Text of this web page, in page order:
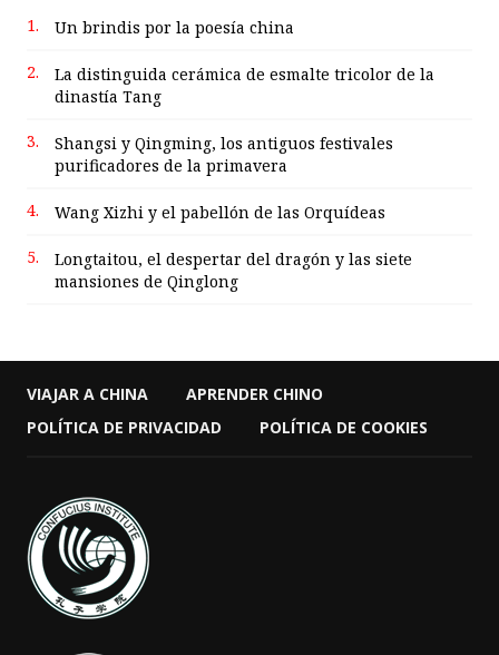
1. Un brindis por la poesía china
2.
La distinguida cerámica de esmalte tricolor de la
dinastía Tang
3.
Shangsi y Qingming, los antiguos festivales
purificadores de la primavera
4. Wang Xizhi y el pabellón de las Orquídeas
5.
Longtaitou, el despertar del dragón y las siete
mansiones de Qinglong
VIAJAR A CHINA
APRENDER CHINO
POLÍTICA DE PRIVACIDAD
POLÍTICA DE COOKIES